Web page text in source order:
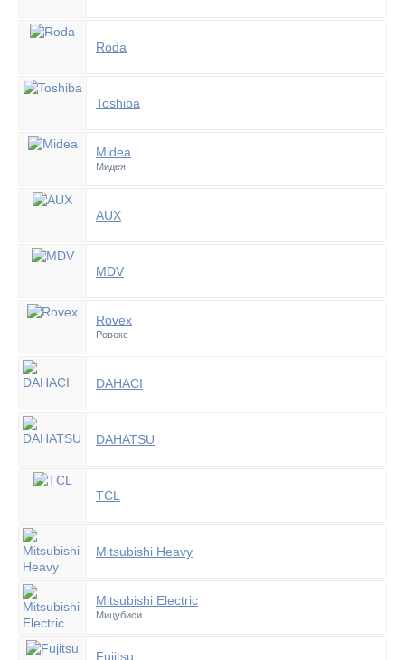
Roda
Toshiba
Midea
Мидея
AUX
MDV
Rovex
Ровекс
DAHACI
DAHATSU
TCL
Mitsubishi Heavy
Mitsubishi Electric
Мицубиси
Fujitsu